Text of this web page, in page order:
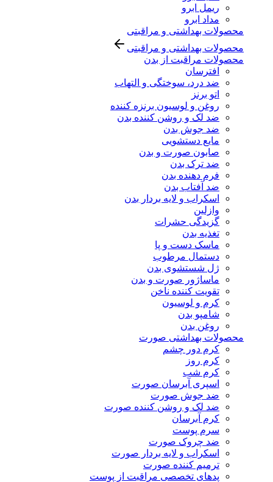
ریمل ابرو
مداد ابرو
محصولات بهداشتی و مراقبتی
محصولات بهداشتی و مراقبتی
محصولات مراقبت از بدن
افترسان
ضد درد، سوختگی و التهاب
اتو برنز
روغن و لوسیون برنزه کننده
ضد لک و روشن کننده بدن
ضد جوش بدن
مایع دستشویی
صابون صورت و بدن
ضد ترک بدن
فرم دهنده بدن
ضد آفتاب بدن
اسکراب و لایه بردار بدن
وازلین
گزیدگی حشرات
تغذیه بدن
ماسک دست و پا
دستمال مرطوب
ژل شستشوی بدن
ماساژور صورت و بدن
تقویت کننده ناخن
کرم و لوسیون
شامپو بدن
روغن بدن
محصولات بهداشتی صورت
کرم دور چشم
کرم روز
کرم شب
اسپری آبرسان صورت
ضد جوش صورت
ضد لک و روشن کننده صورت
کرم آبرسان
سرم پوست
ضد چروک صورت
اسکراب و لایه بردار صورت
ترمیم کننده صورت
پدهای تخصصی مراقبت از پوست